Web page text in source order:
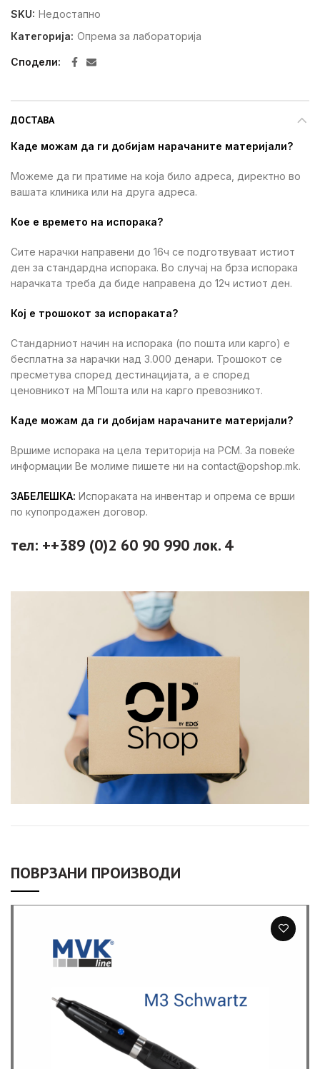
SKU: Недостапно
Категорија: Опрема за лабораторија
Сподели
ДОСТАВА
Каде можам да ги добијам нарачаните материјали?
Можеме да ги пратиме на која било адреса, директно во
вашата клиника или на друга адреса.
Кое е времето на испорака?
Сите нарачки направени до 16ч се подготвуваат истиот
ден за стандардна испорака. Во случај на брза испорака
нарачката треба да биде направена до 12ч истиот ден.
Кој е трошокот за испораката?
Стандарниот начин на испорака (по пошта или карго) е
бесплатна за нарачки над 3.000 денари. Трошокот се
пресметува според дестинацијата, а е според
ценовникот на МПошта или на карго превозникот.
Каде можам да ги добијам нарачаните материјали?
Вршиме испорака на цела територија на РСМ. За повеќе
информации Ве молиме пишете ни на contact@opshop.mk.
ЗАБЕЛЕШКА: Испораката на инвентар и опрема се врши
по купопродажен договор.
тел: ++389 (0)2 60 90 990 лок. 4
ПОВРЗАНИ ПРОИЗВОДИ